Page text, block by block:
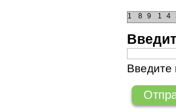
8
1 1 4
9
Введите